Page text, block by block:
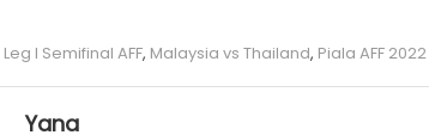
Leg I Semifinal AFF, Malaysia vs Thailand, Piala AFF 2022
Yana